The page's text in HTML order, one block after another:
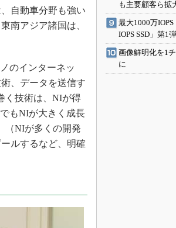
自動車分野も強い
南アジア諸国は、
のインターネッ
、データを送信す
く技術は、NIが得
もNIが大きく成長
（NIが多くの開発
ルするなど、明確
も主要顧客ら拡
最大1000万
IOPS SSD」第1
画像鮮明化を1
に